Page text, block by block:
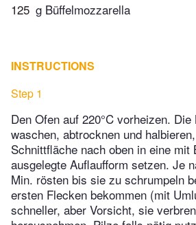
125 g Büffelmozzarella
INSTRUCTIONS
Step 1
Den Ofen auf 220°C vorheizen.
waschen, abtrocknen und
Schnittfläche nach oben in eine mit
ausgelegte Auflaufform setzen. Je
Min. rösten bis sie zu schrumpeln
ersten Flecken bekommen (mit
schneller, aber Vorsicht, sie